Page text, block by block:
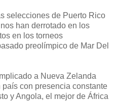
selecciones de Puerto Rico
han derrotado en los
en los torneos
preolímpico de Mar Del
a Nueva Zelanda
con presencia constante
y Angola, el mejor de África